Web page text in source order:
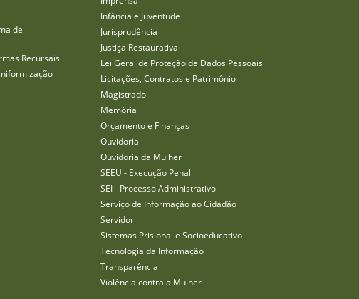
de
Recursais
Infância e Juventude
Jurisprudência
Justiça Restaurativa
Lei Geral de Proteção de Dados Pessoais
Licitações, Contratos e Patrimônio
Magistrado
Memória
Orçamento e Finanças
Ouvidoria
Ouvidoria da Mulher
SEEU - Execução Penal
SEI - Processo Administrativo
Serviço de Informação ao Cidadão
Servidor
Sistemas Prisional e Socioeducativo
Tecnologia da Informação
Transparência
Violência contra a Mulher